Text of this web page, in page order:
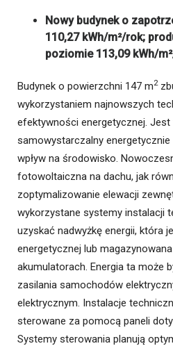
Nowy budynek o
110,27 kWh/m²/rok;
poziomie 113,09 kWh/
Budynek o powierzchni 147 m2
wykorzystaniem najnowszych
efektywności energetycznej.
samowystarczalny energetycznie
wpływ na środowisko.
fotowoltaiczna na dachu, jak
zoptymalizowanie elewacji
wykorzystane systemy instalacji
uzyskać nadwyżkę energii, która
energetycznej lub
akumulatorach. Energia ta może
zasilania samochodów
elektrycznym. Instalacje
sterowane za pomocą paneli
Systemy sterowania planują